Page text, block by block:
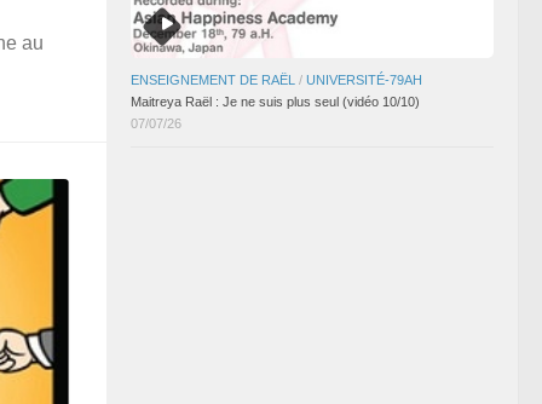
au
ENSEIGNEMENT DE RAËL / UNIVERSITÉ-79AH
Maitreya Raël : Je ne suis plus seul (vidéo 10/10)
07/07/26